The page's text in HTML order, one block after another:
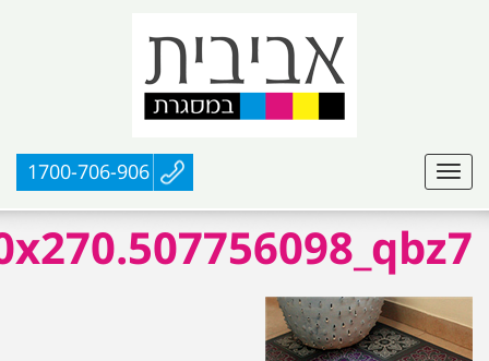
1700-706-906